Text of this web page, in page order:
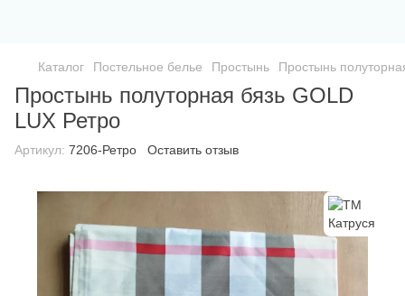
Каталог Постельное белье Простынь Простынь
Простынь полуторная бязь GOLD
LUX Ретро
Артикул: 7206-Ретро Оставить отзыв